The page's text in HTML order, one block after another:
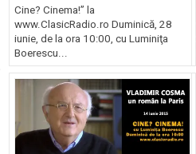
Cine? Cinema!” la
www.ClasicRadio.ro Duminică, 28
iunie, de la ora 10:00, cu Luminiţa
Boerescu...